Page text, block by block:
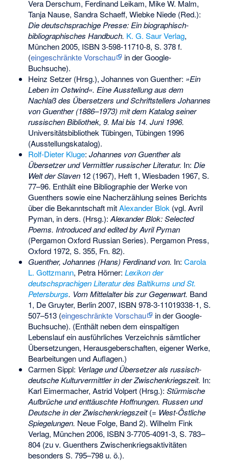
Vera Derschum, Ferdinand Leikam, Mike W. Malm,
Tanja Nause, Sandra Schaeff, Wiebke Niede (Red.):
Die deutschsprachige Presse: Ein biographisch-
bibliographisches Handbuch. K. G. Saur Verlag,
München 2005, ISBN 3-598-11710-8, S. 378 f.
(eingeschränkte Vorschau
in der Google-
Buchsuche).
Heinz Setzer (Hrsg.), Johannes von Guenther: »Ein
Leben im Ostwind«. Eine Ausstellung aus dem
Nachlaß des Übersetzers und Schriftstellers Johannes
von Guenther (1886–1973) mit dem Katalog seiner
russischen Bibliothek, 9. Mai bis 14. Juni 1996.
Universitätsbibliothek Tübingen, Tübingen 1996
(Ausstellungskatalog).
Rolf-Dieter Kluge: Johannes von Guenther als
Übersetzer und Vermittler russischer Literatur. In: Die
Welt der Slaven12 (1967), Heft 1, Wiesbaden 1967, S.
77–96. Enthält eine Bibliographie der Werke von
Guenthers sowie eine Nacherzählung seines Berichts
über die Bekanntschaft mitAlexander Blok (vgl. Avril
Pyman, in ders. (Hrsg.): Alexander Blok: Selected
Poems. Introduced and edited by Avril Pyman
(Pergamon Oxford Russian Series). Pergamon Press,
Oxford 1972, S. 355, Fn. 82).
Guenther, Johannes (Hans) Ferdinand von. In: Carola
L. Gottzmann, Petra Hörner: Lexikon der
deutschsprachigen Literatur des Baltikums und St.
Petersburgs. Vom Mittelalter bis zur Gegenwart. Band
1, De Gruyter, Berlin 2007, ISBN 978-3-11019338-1, S.
507–513 (eingeschränkte Vorschau
in der Google-
Buchsuche). (Enthält neben dem einspaltigen
Lebenslauf ein ausführliches Verzeichnis sämtlicher
Übersetzungen, Herausgeberschaften, eigener Werke,
Bearbeitungen und Auflagen.)
Carmen Sippl: Verlage und Übersetzer als russisch-
deutsche Kulturvermittler in der Zwischenkriegszeit. In:
Karl Eimermacher, Astrid Volpert (Hrsg.): Stürmische
Aufbrüche und enttäuschte Hoffnungen. Russen und
Deutsche in der Zwischenkriegszeit(= West-Östliche
Spiegelungen. Neue Folge, Band 2). Wilhelm Fink
Verlag, München 2006, ISBN 3-7705-4091-3, S. 783–
804 (zu v. Guenthers Zwischenkriegsaktivitäten
besonders S. 795–798 u. ö.).